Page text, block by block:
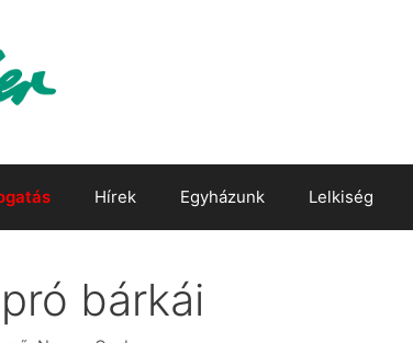
Hírek Egyházunk Lelkiség
bárkái